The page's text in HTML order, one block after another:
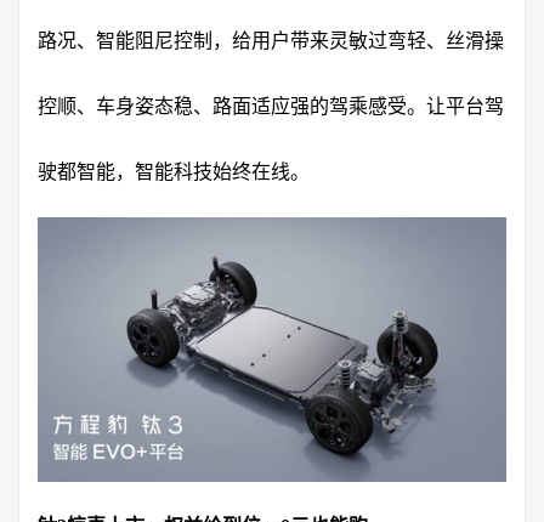
路况、智能阻尼控制，给用户带来灵敏过弯轻、丝滑操
控顺、车身姿态稳、路面适应强的驾乘感受。让平台驾
驶都智能，智能科技始终在线。